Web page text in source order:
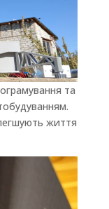
та
життя